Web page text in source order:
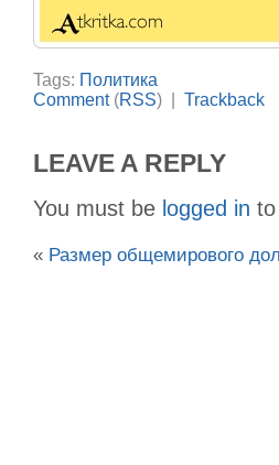
Tags: Политика
Comment(RSS) | Trackback
LEAVE A REPLY
You must be logged in
« Размер общемирового